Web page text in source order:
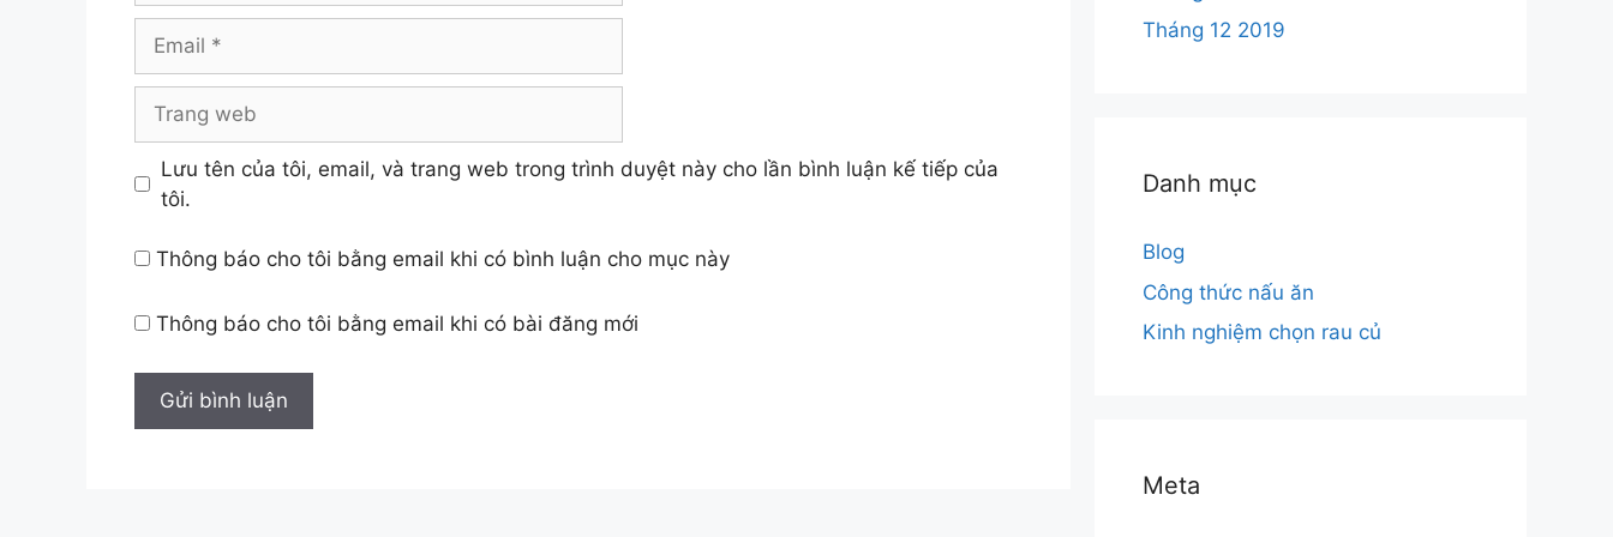
web
Lưu tên của tôi, email, và trang web trong trình duyệt này cho lần bình luận kế tiếp của
tôi.
Thông báo cho tôi bằng email khi có bình luận cho mục này
Thông báo cho tôi bằng email khi có bài đăng mới
Tháng 12 2019
Danh mục
Blog
Công thức nấu ăn
Kinh nghiệm chọn rau củ
Meta